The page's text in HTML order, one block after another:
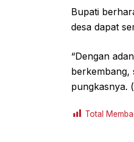
Bupati
desa dapat
“Dengan
berkembang,
pungkasnya.
Total